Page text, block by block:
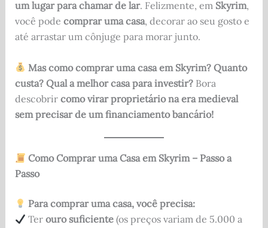
b
o
o
k
t A
p
p
r
um lugar para chamar de lar. Felizmente, em Skyrim,
você pode comprar uma casa, decorar ao seu gosto e
até arrastar um cônjuge para morar junto.
Mas como comprar uma casa em Skyrim? Quanto
custa? Qual a melhor casa para investir?Bora
descobrir como virar proprietário na era medieval
sem precisar de um financiamento bancário!
Como Comprar uma Casa em Skyrim – Passo a
Passo
Para comprar uma casa, você precisa:
Ter ouro suficiente(os preços variam de 5.000 a